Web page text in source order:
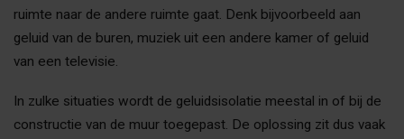
ruimte naar de andere ruimte gaat. Denk bijvoorbeeld aan
geluid van de buren, muziek uit een andere kamer of geluid
van een televisie.
In zulke situaties wordt de geluidsisolatie meestal in of bij de
constructie van de muur toegepast. De oplossing zit dus vaak